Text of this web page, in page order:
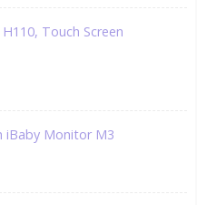
Touch Screen
iBaby Monitor M3